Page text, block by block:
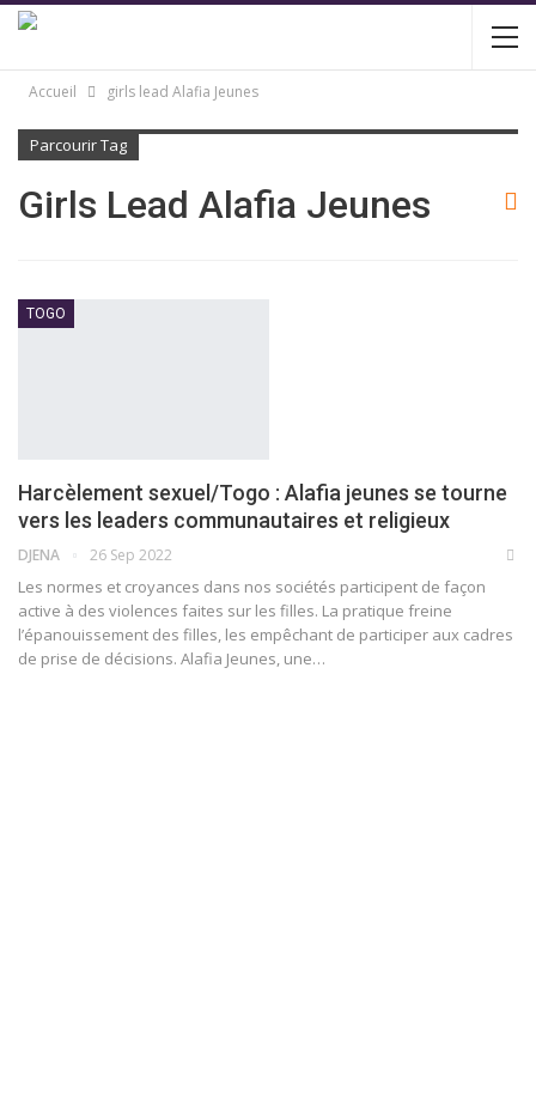
Accueil girls lead Alafia Jeunes
Parcourir Tag
Girls Lead Alafia Jeunes
TOGO
Harcèlement sexuel/Togo : Alafia jeunes se tourne
vers les leaders communautaires et religieux
DJENA 26 Sep 2022
Les normes et croyances dans nos sociétés participent de façon
active à des violences faites sur les filles. La pratique freine
l’épanouissement des filles, les empêchant de participer aux cadres
de prise de décisions. Alafia Jeunes, une…